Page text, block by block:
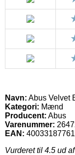
Navn: Abus Velvet
Kategori: Mænd
Producent: Abus
Varenummer:
EAN:
Vurderet til 4.5 ud